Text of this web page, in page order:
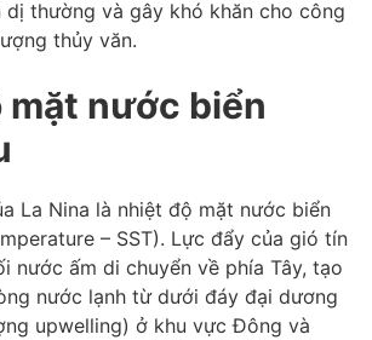
thường và gây khó khăn cho công
thủy văn.
mặt nước biển
La Nina là nhiệt độ mặt nước biển
– SST). Lực đẩy của gió tín
nước ấm di chuyển về phía Tây, tạo
nước lạnh từ dưới đáy đại dương
upwelling) ở khu vực Đông và